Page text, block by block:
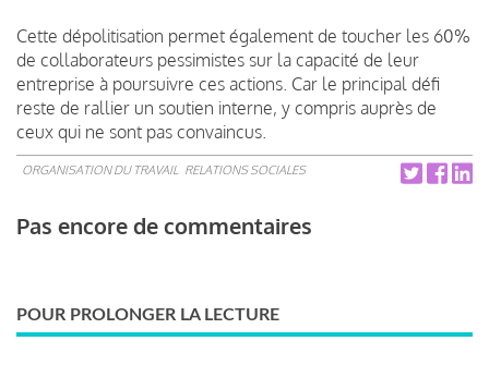
Cette dépolitisation permet également de toucher les 60%
de collaborateurs pessimistes sur la capacité de leur
entreprise à poursuivre ces actions. Car le principal défi
reste de rallier un soutien interne, y compris auprès de
ceux qui ne sont pas convaincus.
ORGANISATION DU TRAVAIL RELATIONS SOCIALES
Pas encore de commentaires
POUR PROLONGER LA LECTURE